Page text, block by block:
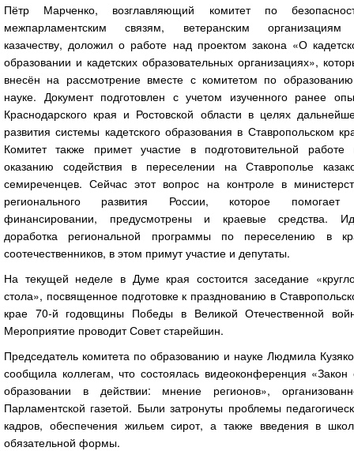
Пётр Марченко, возглавляющий комитет по
межпарламентским связям, ветеранским
казачеству, доложил о работе над проектом закона «О
образовании и кадетских образовательных организациях»,
внесён на рассмотрение вместе с комитетом по
науке. Документ подготовлен с учетом изученного ранее
Краснодарского края и Ростовской области в целях
развития системы кадетского образования в Ставропольском
Комитет также примет участие в подготовительной работе
оказанию содействия в переселении на Ставрополье
семиреченцев. Сейчас этот вопрос на контроле в
регионального развития России, которое
финансировании, предусмотрены и краевые средства.
доработка региональной программы по переселению в
соотечественников, в этом примут участие и депутаты.
На текущей неделе в Думе края состоится заседание
стола», посвященное подготовке к празднованию в
крае 70-й годовщины Победы в Великой Отечественной
Мероприятие проводит Совет старейшин.
Председатель комитета по образованию и науке Людмила
сообщила коллегам, что состоялась видеоконференция «Закон
образовании в действии: мнение регионов»,
Парламентской газетой. Были затронуты проблемы
кадров, обеспечения жильем сирот, а также введения в
обязательной формы.